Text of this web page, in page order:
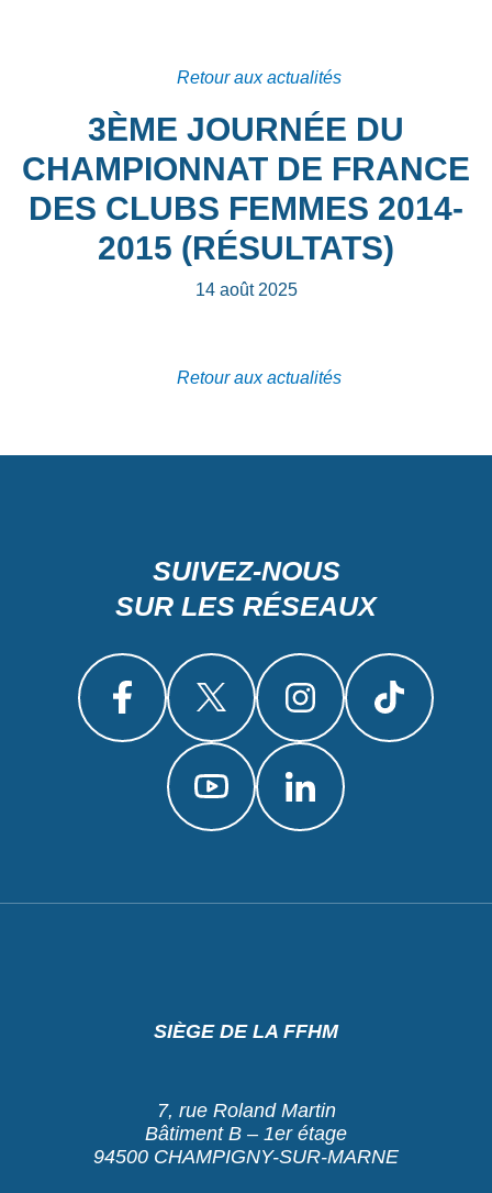
Retour aux actualités
3ÈME JOURNÉE DU
CHAMPIONNAT DE FRANCE
DES CLUBS FEMMES 2014-
2015 (RÉSULTATS)
14 août 2025
Retour aux actualités
SUIVEZ-NOUS
SUR LES RÉSEAUX
SIÈGE DE LA FFHM
7, rue Roland Martin
Bâtiment B – 1er étage
94500 CHAMPIGNY-SUR-MARNE